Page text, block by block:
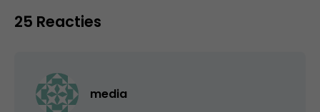
25 Reacties
media